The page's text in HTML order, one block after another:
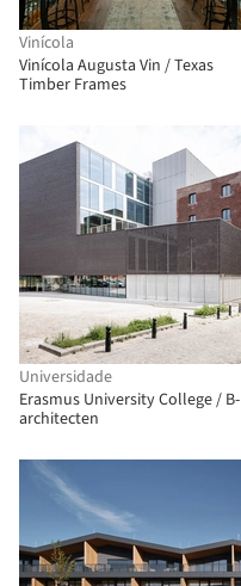
Vinícola
Vinícola Augusta Vin / Texas
Timber Frames
Universidade
Erasmus University College / B-
architecten